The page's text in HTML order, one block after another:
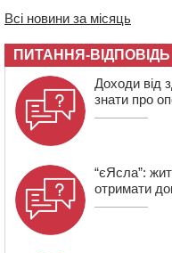
670 тис грн штрафу
07:23 Уманські
який відсидів
Всі новини за місяць
ПИТАННЯ-ВІДПОВІДЬ
Доходи від
знати про
“єЯсла”:
отримати